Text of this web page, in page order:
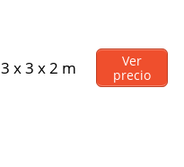
3 x 3 x 2 m
Ver
precio